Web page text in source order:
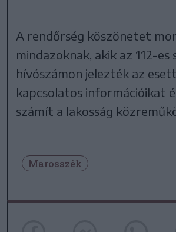
A rendőrség köszönetet
mindazoknak, akik az 112-es
hívószámon jelezték az
kapcsolatos információikat
számít a lakosság
Marosszék